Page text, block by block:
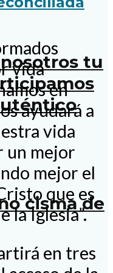
tu
cisma de
vida
en
ayudará a
vida
un mejor
mejor el
que es
la Iglesia”.
en tres